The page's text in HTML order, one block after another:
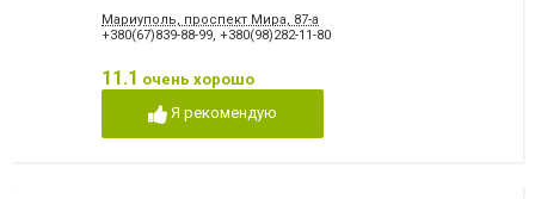
Мариуполь, проспект Мира, 87-а
+380(67)839-88-99, +380(98)282-11-80
11.1 очень хорошо
Я рекомендую